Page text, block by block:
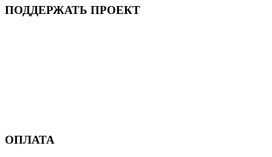
ПОДДЕРЖАТЬ ПРОЕКТ
ОПЛАТА